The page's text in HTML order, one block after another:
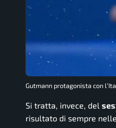
Gutmann protagonista con
Si tratta, invece, del
risultato di sempre nelle